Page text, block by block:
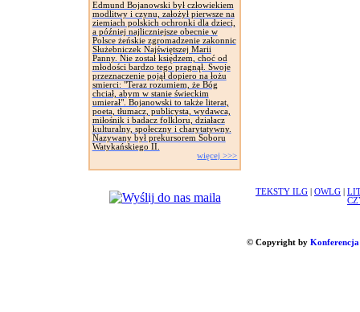
Edmund Bojanowski był człowiekiem
modlitwy i czynu, założył pierwsze na
ziemiach polskich ochronki dla dzieci,
a później najliczniejsze obecnie w
Polsce żeńskie zgromadzenie zakonnic
Służebniczek Najświętszej Marii
Panny. Nie został księdzem, choć od
młodości bardzo tego pragnął. Swoje
przeznaczenie pojął dopiero na łożu
smierci: "Teraz rozumiem, że Bóg
chciał, abym w stanie świeckim
umierał". Bojanowski to także literat,
poeta, tłumacz, publicysta, wydawca,
miłośnik i badacz folkloru, działacz
kulturalny, społeczny i charytatywny.
Nazywany był prekursorem Soboru
Watykańskiego II.
więcej >>>
TEKSTY ILG OWLG
© Copyright by Konferencja